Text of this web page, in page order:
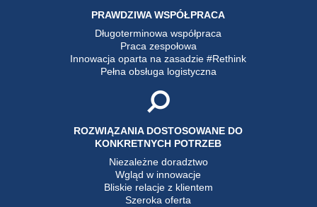
PRAWDZIWA WSPÓŁPRACA
Długoterminowa współpraca
Praca zespołowa
Innowacja oparta na zasadzie #Rethink
Pełna obsługa logistyczna
ROZWIĄZANIA DOSTOSOWANE DO
KONKRETNYCH POTRZEB
Niezależne doradztwo
Wgląd w innowacje
Bliskie relacje z klientem
Szeroka oferta